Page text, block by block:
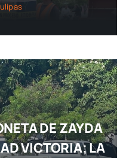
DE ZAYDA
VICTORIA; LA